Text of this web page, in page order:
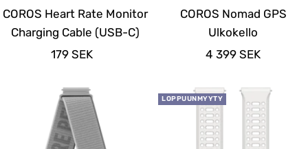
COROS Heart Rate Monitor
Charging Cable (USB-C)
Alennushinta
179 SEK
COROS Nomad GPS
Ulkokello
Alennushinta
4 399 SEK
LOPPUUNMYYTY